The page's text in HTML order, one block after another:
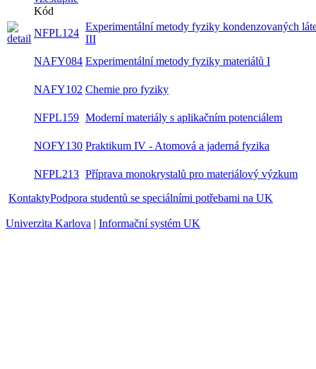
Kód
NFPL124
Experimentální metody fyziky
kondenzovaných látek III
NAFY084 Experimentální metody fyziky materiálů I
NAFY102 Chemie pro fyziky
NFPL159 Moderní materiály s aplikačním potenciálem
NOFY130 Praktikum IV - Atomová a jaderná fyzika
NFPL213
Příprava monokrystalů pro materiálový
výzkum
letní
KontaktyPodpora studentů se speciálními potřebami na UK
Univerzita Karlova | Informační systém UK